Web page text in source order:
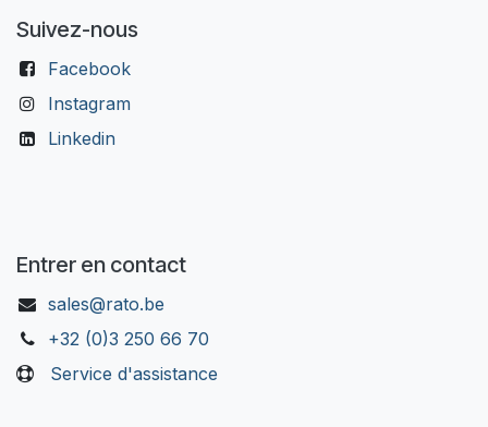
Suivez-nous
Facebook
Instagram
Linkedin
Entrer en contact
sales@rato.be
+32 (0)3 250 66 70
Service d'assistance